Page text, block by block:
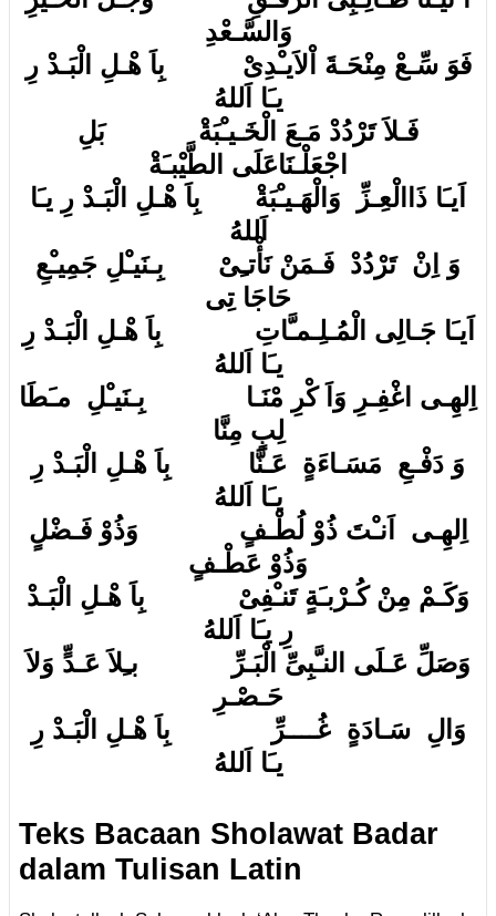
وَالسَّـعْدِ
فَوَ سِّـعْ مِنْحَـةَ اْلاَيـْدِىْ بِاَ هْـلِ الْبَـدْ رِ
يـَا اَللهُ
فَـلاَ تَرْدُدْ مَـعَ الْخَـيـْبَةْ بَلِ
اجْعَلْـنَاعَلَى الطَّيْبـَةْ
اَيـَا ذَاالْعِـزِّ وَالْهَـيـْبَةْ بِاَ هْـلِ الْبَـدْ رِ يـَا
اَللهُ
وَ اِنْ تَرْدُدْ فَـمَنْ نَأْتـِىْ بِـنَيـْلِ جَمِيـْعِ
حَاجَا تِى
اَيـَا جَـالِى الْمُـلِـمـَّاتِ بِاَ هْـلِ الْبَـدْ رِ
يـَا اَللهُ
اِلهِـى اغْفِـرِ وَاَ كْرِ مْنَـا بِـنَيـْلِ مـَطَا
لِبٍ مِنَّا
وَ دَفْـعِ مَسَـاءَةٍ عَـنَّا بِاَ هْـلِ الْبَـدْ رِ
يـَا اَللهُ
اِلهِـى اَنـْتَ ذُوْ لُطْـفٍ وَذُوْ فَـضْلٍ
وَذُوْ عَطْـفٍ
وَكَـمْ مِنْ كُـرْبـَةٍ تَنـْفِىْ بِاَ هْـلِ الْبَـدْ
رِ يـَا اَللهُ
وَصَلِّ عَـلَى النـَّبِىِّ الْبَـرِّ بـِلاَ عَـدٍّ وَلاَ
حَـصْـرِ
وَالِ سَـادَةٍ غُــــرِّ بِاَ هْـلِ الْبَـدْ رِ
يـَا اَللهُ
Teks Bacaan Sholawat Badar
dalam Tulisan Latin